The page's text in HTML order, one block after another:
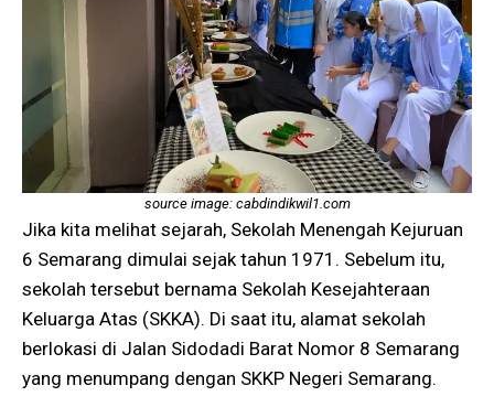
source image: cabdindikwil1.com
Jika kita melihat sejarah, Sekolah Menengah Kejuruan
6 Semarang dimulai sejak tahun 1971. Sebelum itu,
sekolah tersebut bernama Sekolah Kesejahteraan
Keluarga Atas (SKKA). Di saat itu, alamat sekolah
berlokasi di Jalan Sidodadi Barat Nomor 8 Semarang
yang menumpang dengan SKKP Negeri Semarang.